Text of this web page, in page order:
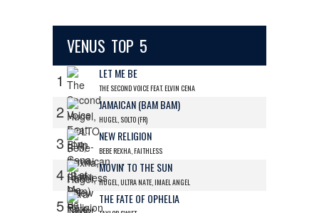
VENUS TOP 5
1 LET ME BE
THE SECOND VOICE FEAT. ELVIN CENA
2 JAMAICAN (BAM BAM)
HUGEL, SOLTO (FR)
3 NEW RELIGION
BEBE REXHA, FAITHLESS
4 MOVIN' TO THE SUN
HUGEL, ULTRA NATE, IMAEL ANGEL
5 THE FATE OF OPHELIA